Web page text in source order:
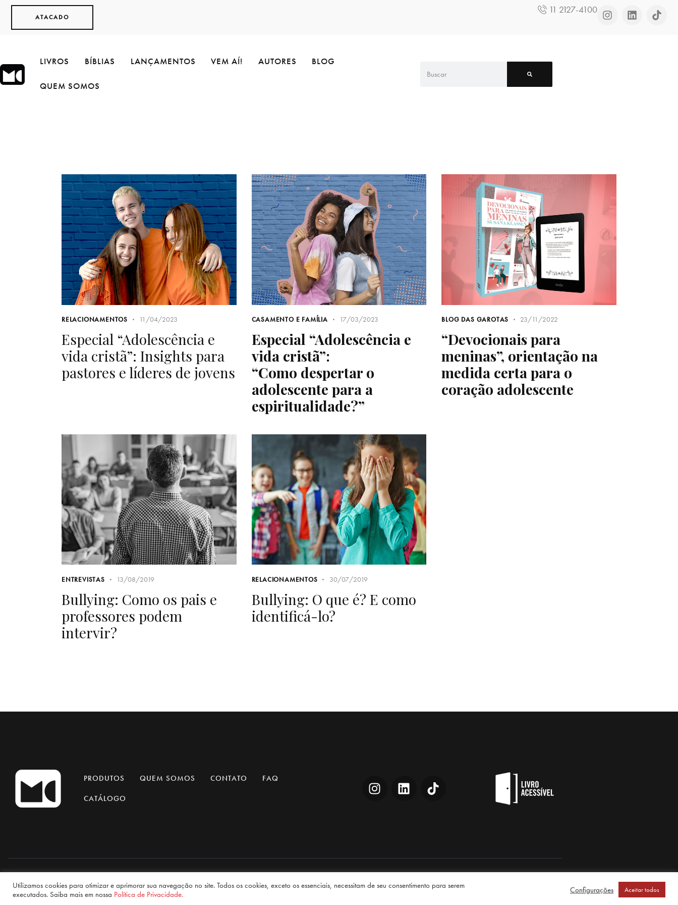
ATACADO
11 2127-4100
LIVROS BÍBLIAS LANÇAMENTOS VEM AÍ! AUTORES BLOG
QUEM SOMOS
RELACIONAMENTOS 11/04/2023
Especial “Adolescência e
vida cristã”: Insights para
pastores e líderes de jovens
CASAMENTO E FAMÍLIA 17/03/2023
Especial “Adolescência e
vida cristã”:
“Como despertar o
adolescente para a
espiritualidade?”
BLOG DAS GAROTAS 23/11/2022
“Devocionais para
meninas”, orientação na
medida certa para o
coração adolescente
ENTREVISTAS 13/08/2019
Bullying: Como os pais e
professores podem
intervir?
RELACIONAMENTOS 30/07/2019
Bullying: O que é? E como
identificá-lo?
PRODUTOS QUEM SOMOS CONTATO
FAQ
CATÁLOGO
Utilizamos cookies para otimizar e aprimorar sua navegação no site. Todos os cookies, exceto os essenciais, necessitam de seu consentimento para serem
executados. Saiba mais em nossa Política de Privacidade. Configurações Aceitar todos